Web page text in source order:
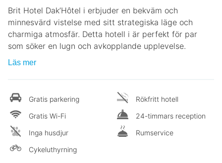
Brit Hotel Dak’Hôtel i erbjuder en bekväm och
minnesvärd vistelse med sitt strategiska läge och
charmiga atmosfär. Detta hotell i är perfekt för par
som söker en lugn och avkopplande upplevelse.
Läs mer
Gratis parkering
Gratis Wi-Fi
Inga husdjur
Cykeluthyrning
Rökfritt hotell
24-timmars reception
Rumservice